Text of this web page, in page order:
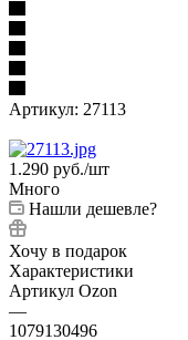
Артикул: 27113
1.290 руб./шт
Много
Нашли дешевле?
Хочу в подарок
Характеристики
Артикул Ozon
—
1079130496